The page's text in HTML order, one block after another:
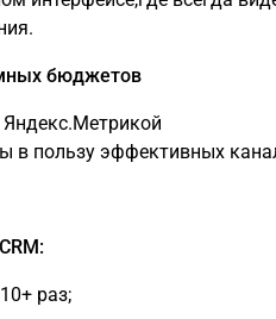
бюджетов
Яндекс.Метрикой
в пользу эффективных
раз;